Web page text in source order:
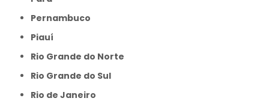
Pernambuco
Piauí
Rio Grande do Norte
Rio Grande do Sul
Rio de Janeiro